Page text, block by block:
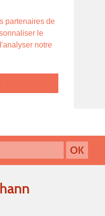
partenaires de
le
notre